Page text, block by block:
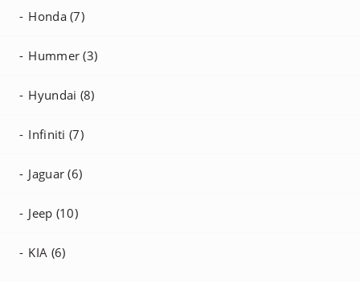
Honda (7)
Hummer (3)
Hyundai (8)
Infiniti (7)
Jaguar (6)
Jeep (10)
KIA (6)